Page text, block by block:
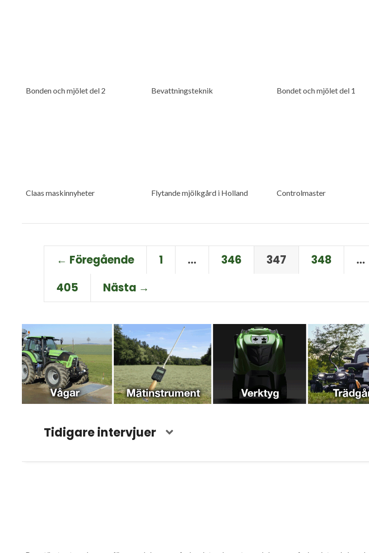
Bonden och mjölet del 2 Bevattningsteknik Bondet och mjölet del 1
Claas maskinnyheter Flytande mjölkgård i Holland Controlmaster
← Föregående 1 … 346 347 348
…
405
Nästa →
Tidigare intervjuer